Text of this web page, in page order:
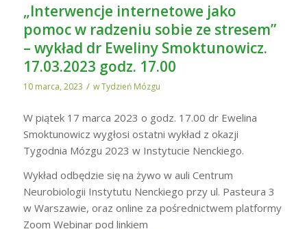
„Interwencje internetowe jako
pomoc w radzeniu sobie ze stresem”
– wykład dr Eweliny Smoktunowicz.
17.03.2023 godz. 17.00
10 marca, 2023 / wTydzień Mózgu
W piątek 17 marca 2023 o godz. 17.00 dr Ewelina
Smoktunowicz wygłosi ostatni wykład z okazji
Tygodnia Mózgu 2023 w Instytucie Nenckiego.
Wykład odbędzie się na żywo w auli Centrum
Neurobiologii Instytutu Nenckiego przy ul. Pasteura 3
w Warszawie, oraz online za pośrednictwem platformy
Zoom Webinar pod linkiem